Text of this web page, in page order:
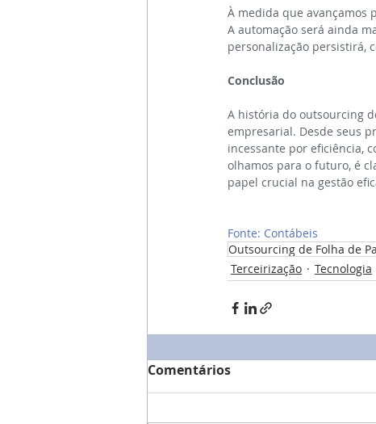
À medida que avançamos
A automação será ainda
personalização persistirá,
Conclusão
A história do outsourcing
empresarial. Desde seus
incessante por eficiência,
olhamos para o futuro, é
papel crucial na gestão
Fonte: Contábeis
Outsourcing de Folha de
Terceirização
Tecnologia
Comentários